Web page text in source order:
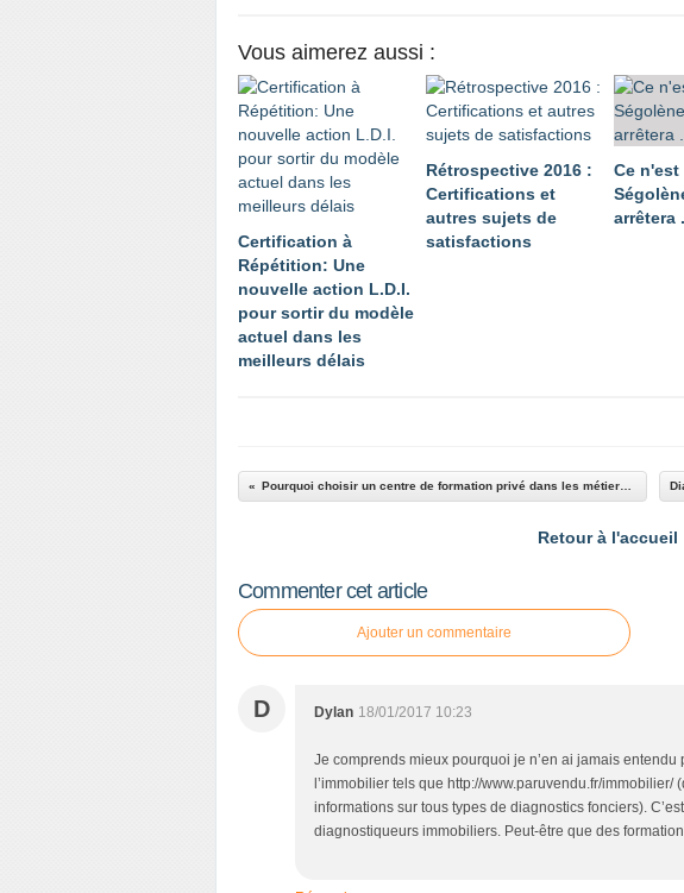
Vous aimerez aussi :
Certification à
Répétition: Une
nouvelle action L.D.I.
pour sortir du modèle
actuel dans les
meilleurs délais
Rétrospective 2016 :
Certifications et
autres sujets de
satisfactions
Ce n'est
arrêtera
Retour à l'accueil
Commenter cet article
Ajouter un commentaire
D Dylan 18/01/2017 10:23
Je comprends mieux pourquoi je n’en ai jamais
l’immobilier tels que http://www.paruvendu.fr/
informations sur tous types de diagnostics fonciers).
diagnostiqueurs immobiliers. Peut-être que des